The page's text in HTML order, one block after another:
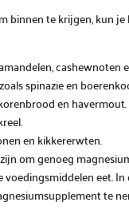
binnen te krijgen, kun
spinazie en
en havermout.
en kikkererwten.
om genoeg
voedingsmiddelen eet.
te